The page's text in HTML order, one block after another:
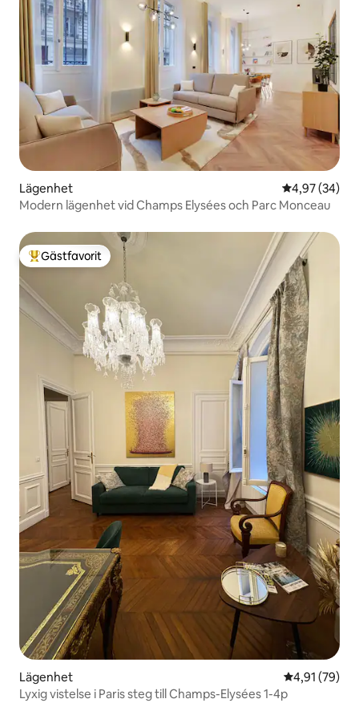
Lägenhet 4,97 av 5 i
4,97 (34)
Modern lägenhet vid Champs Elysées och Parc Monceau
Populär gästfavorit
Gästfavorit
Lägenhet 4,91 av 5 i
4,91 (79)
Lyxig vistelse i Paris steg till Champs-Elysées 1-4p